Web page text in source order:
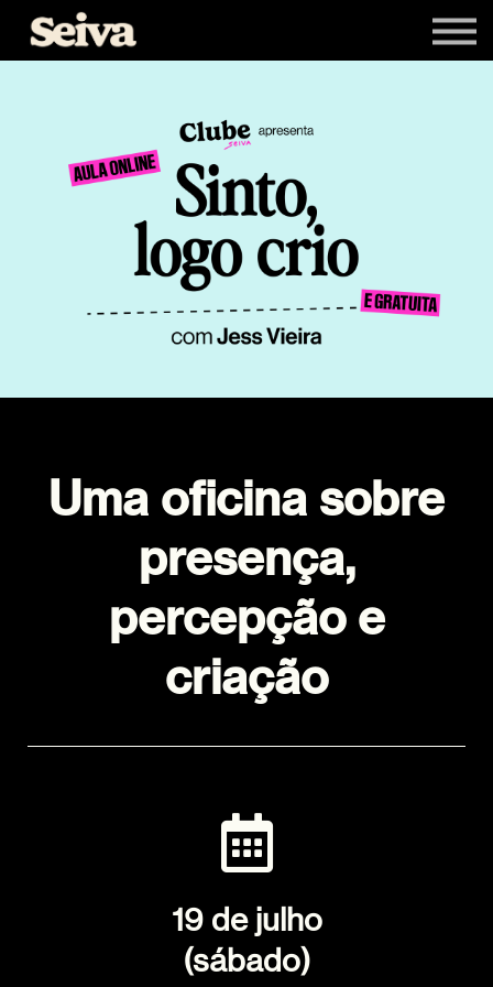
Newsletters
Cadastrar-se
Uma oficina sobre
presença,
percepção e
criação
19 de julho
(sábado)